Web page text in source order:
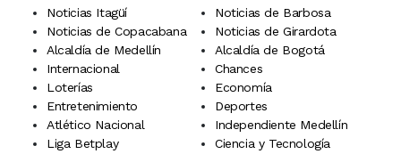
Noticias Itagüí
Noticias de Barbosa
Noticias de Copacabana
Noticias de Girardota
Alcaldía de Medellín
Alcaldía de Bogotá
Internacional
Chances
Loterías
Economía
Entretenimiento
Deportes
Atlético Nacional
Independiente Medellín
Liga Betplay
Ciencia y Tecnología